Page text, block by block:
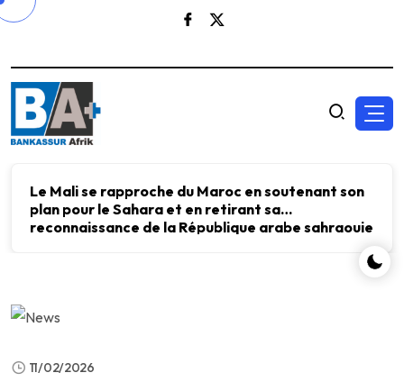
Le Mali se rapproche du Maroc en soutenant son
plan pour le Sahara et en retirant sa
reconnaissance de la République arabe sahraouie
11/02/2026